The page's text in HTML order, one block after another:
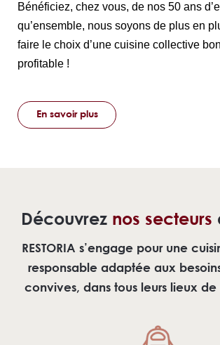
Bénéficiez, chez vous, de nos 50 ans
qu’ensemble, nous soyons de plus en
faire le choix d’une cuisine collective
profitable !
En savoir plus
Découvrez nos secteurs
RESTORIA s’engage pour une
responsable adaptée aux
convives, dans tous leurs lieux de